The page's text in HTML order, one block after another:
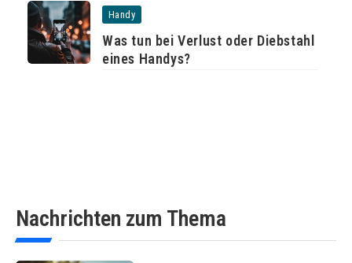
Handy
Was tun bei Verlust oder Diebstahl
eines Handys?
Nachrichten zum Thema